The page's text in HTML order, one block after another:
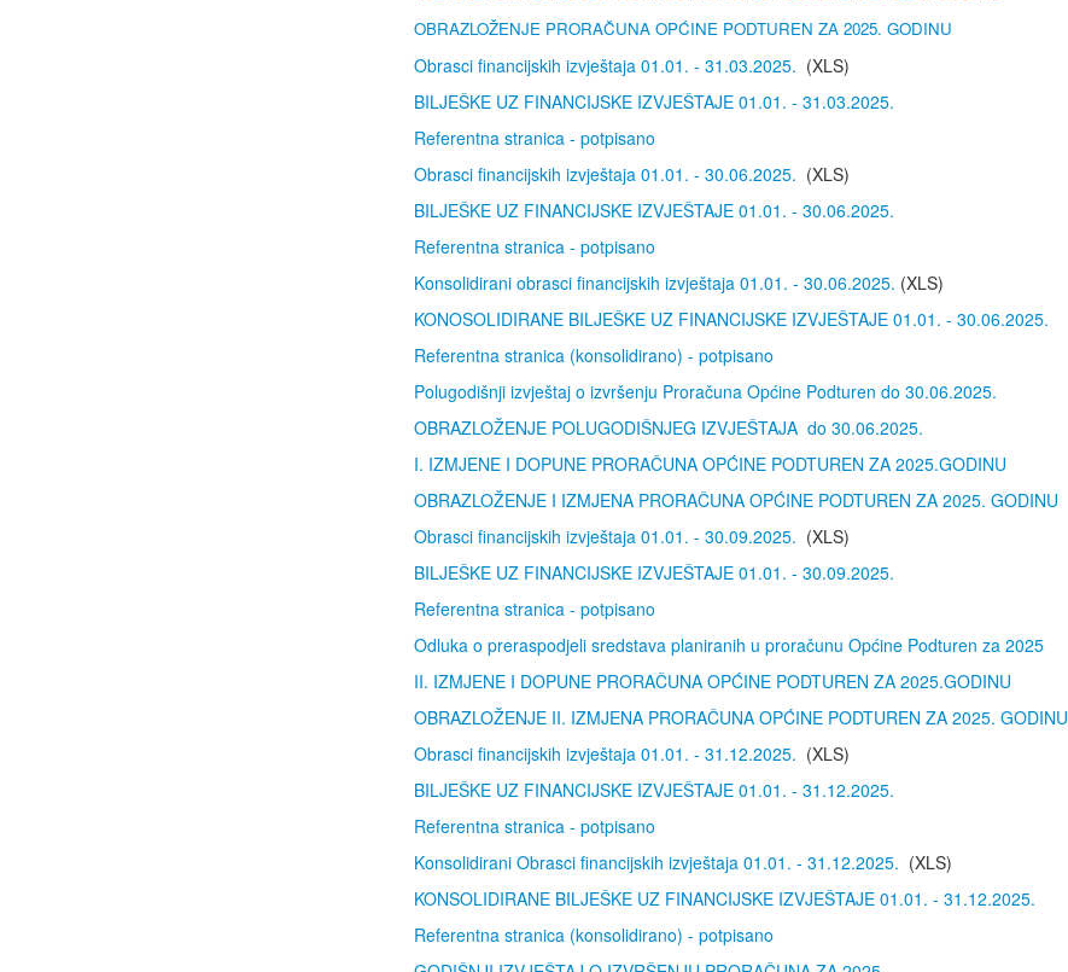
OBRAZLOŽENJE PRORAČUNA OPĆINE PODTUREN ZA 2025. GODINU
Obrasci financijskih izvještaja 01.01. - 31.03.2025. (XLS)
BILJEŠKE UZ FINANCIJSKE IZVJEŠTAJE 01.01. - 31.03.2025.
Referentna stranica - potpisano
Obrasci financijskih izvještaja 01.01. - 30.06.2025. (XLS)
BILJEŠKE UZ FINANCIJSKE IZVJEŠTAJE 01.01. - 30.06.2025.
Referentna stranica - potpisano
Konsolidirani obrasci financijskih izvještaja 01.01. - 30.06.2025. (XLS)
KONOSOLIDIRANE BILJEŠKE UZ FINANCIJSKE IZVJEŠTAJE 01.01. - 30.06.2025.
Referentna stranica (konsolidirano) - potpisano
Polugodišnji izvještaj o izvršenju Proračuna Općine Podturen do 30.06.2025.
OBRAZLOŽENJE POLUGODIŠNJEG IZVJEŠTAJA do 30.06.2025.
I. IZMJENE I DOPUNE PRORAČUNA OPĆINE PODTUREN ZA 2025.GODINU
OBRAZLOŽENJE I IZMJENA PRORAČUNA OPĆINE PODTUREN ZA 2025. GODINU
Obrasci financijskih izvještaja 01.01. - 30.09.2025. (XLS)
BILJEŠKE UZ FINANCIJSKE IZVJEŠTAJE 01.01. - 30.09.2025.
Referentna stranica - potpisano
Odluka o preraspodjeli sredstava planiranih u proračunu Općine Podturen za 2025
II. IZMJENE I DOPUNE PRORAČUNA OPĆINE PODTUREN ZA 2025.GODINU
OBRAZLOŽENJE II. IZMJENA PRORAČUNA OPĆINE PODTUREN ZA 2025. GODINU
Obrasci financijskih izvještaja 01.01. - 31.12.2025. (XLS)
BILJEŠKE UZ FINANCIJSKE IZVJEŠTAJE 01.01. - 31.12.2025.
Referentna stranica - potpisano
Konsolidirani Obrasci financijskih izvještaja 01.01. - 31.12.2025. (XLS)
KONSOLIDIRANE BILJEŠKE UZ FINANCIJSKE IZVJEŠTAJE 01.01. - 31.12.2025.
Referentna stranica (konsolidirano) - potpisano